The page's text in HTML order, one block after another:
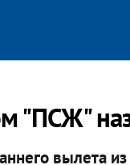
"ПСЖ"
вылета